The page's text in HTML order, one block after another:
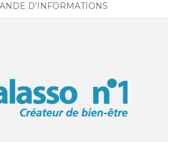
D'INFORMATIONS